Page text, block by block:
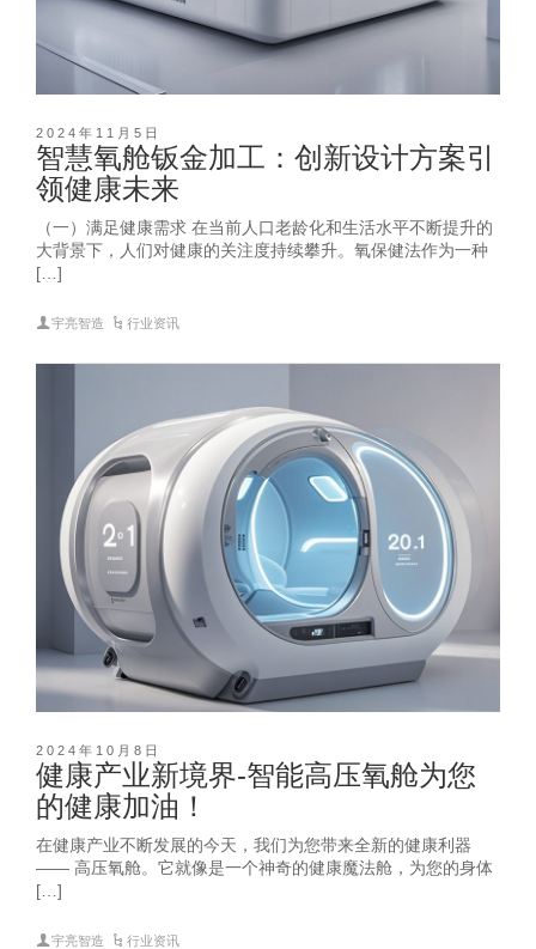
2024年11月5日
智慧氧舱钣金加工：创新设计方案引
领健康未来
（一）满足健康需求 在当前人口老龄化和生活水平不断提升的
大背景下，人们对健康的关注度持续攀升。氧保健法作为一种
[…]
宇亮智造 行业资讯
2024年10月8日
健康产业新境界-智能高压氧舱为您
的健康加油！
在健康产业不断发展的今天，我们为您带来全新的健康利器
—— 高压氧舱。它就像是一个神奇的健康魔法舱，为您的身体
[…]
宇亮智造 行业资讯